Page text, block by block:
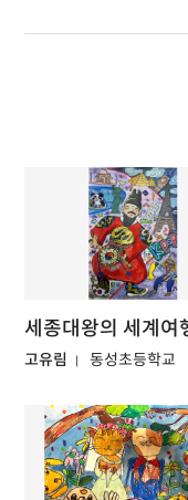
세종대왕의 세계여
고유림 동성초등학교